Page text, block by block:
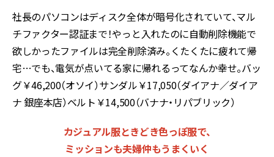
社長のパソコンはディスク全体が暗号化されていて、マル
チファクター認証まで！やっと入れたのに自動削除機能で
欲しかったファイルは完全削除済み。くたくたに疲れて帰
宅…でも、電気が点いてる家に帰れるってなんか幸せ。バッ
グ￥46,200（オソイ）サンダル￥17,050（ダイアナ／ダイア
ナ 銀座本店）ベルト￥14,500（バナナ・リパブリック）
カジュアル服ときどき色っぽ服で、
ミッションも夫婦仲もうまくいく